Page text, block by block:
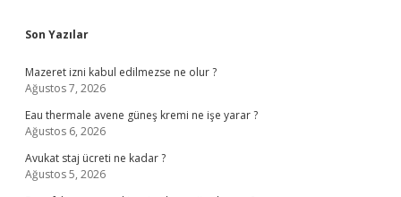
Sidebar
Son Yazılar
Mazeret izni kabul edilmezse ne olur ?
Ağustos 7, 2026
Eau thermale avene güneş kremi ne işe yarar ?
Ağustos 6, 2026
Avukat staj ücreti ne kadar ?
Ağustos 5, 2026